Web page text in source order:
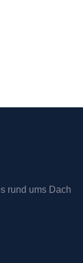
rund ums Dach